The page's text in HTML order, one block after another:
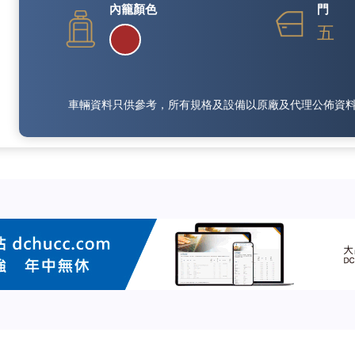
內籠顏色 門
五
車輛資料只供參考，所有規格及設備以原廠及代理公佈資